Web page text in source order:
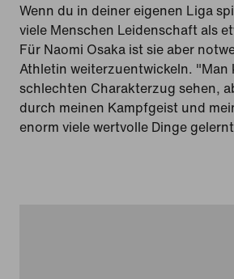
Wenn du in deiner eigenen Liga
viele Menschen Leidenschaft als
Für Naomi Osaka ist sie aber
Athletin weiterzuentwickeln. "Man
schlechten Charakterzug sehen,
durch meinen Kampfgeist und
enorm viele wertvolle Dinge